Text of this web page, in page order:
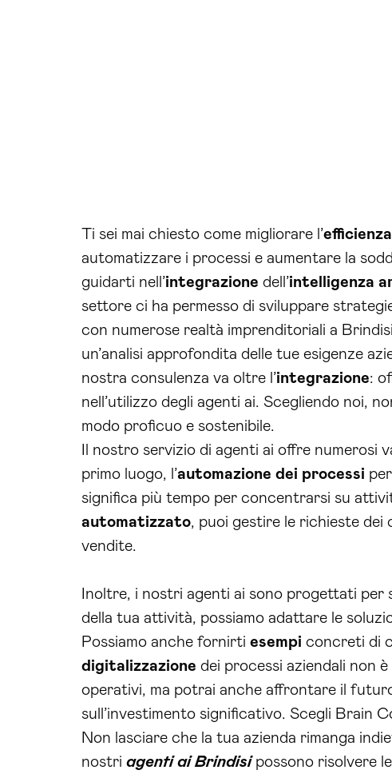
Ti sei mai chiesto come migliorare l’
automatizzare i processi e aumentare la
guidarti nell’integrazione dell’intelligenza
settore ci ha permesso di sviluppare
con numerose realtà imprenditoriali a
un’analisi approfondita delle tue esigenze
nostra consulenza va oltre l’integrazione:
nell’utilizzo degli agenti ai. Scegliendo noi,
modo proficuo e sostenibile.
Il nostro servizio di agenti ai offre numerosi
primo luogo, l’automazione dei processi
significa più tempo per concentrarsi su
automatizzato, puoi gestire le richieste dei
vendite.
Inoltre, i nostri agenti ai sono progettati per
della tua attività, possiamo adattare le
Possiamo anche fornirti esempi concreti di
digitalizzazione dei processi aziendali non
operativi, ma potrai anche affrontare il
sull’investimento significativo. Scegli Brain
Non lasciare che la tua azienda rimanga
nostri agenti ai Brindisipossono risolvere